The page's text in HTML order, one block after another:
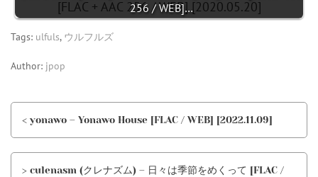
256 / WEB]…
Tags: ulfuls, ウルフルズ
Author: jpop
< yonawo – Yonawo House [FLAC / WEB] [2022.11.09]
> culenasm (クレナズム) – 日々は季節をめくって [FLAC /